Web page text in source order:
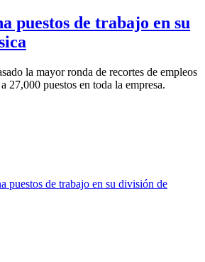
puestos de trabajo en su
la mayor ronda de recortes de empleos
27,000 puestos en toda la empresa.